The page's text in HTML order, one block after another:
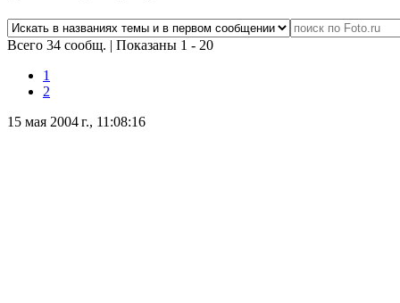
Всего 34 сообщ. | Показаны 1 - 20
1
2
15 мая 2004 г., 11:08:16